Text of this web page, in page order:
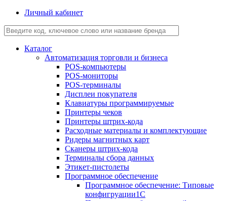
Личный кабинет
Каталог
Автоматизация торговли и бизнеса
POS-компьютеры
POS-мониторы
POS-терминалы
Дисплеи покупателя
Клавиатуры программируемые
Принтеры чеков
Принтеры штрих-кода
Расходные материалы и комплектующие
Ридеры магнитных карт
Сканеры штрих-кода
Терминалы сбора данных
Этикет-пистолеты
Программное обеспечение
Программное обеспечение: Типовые
конфигруации1С